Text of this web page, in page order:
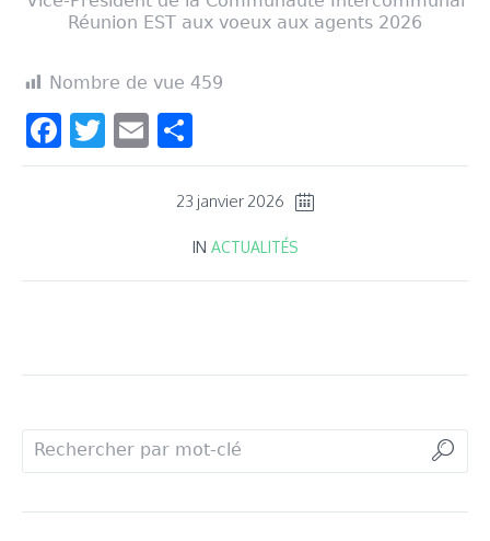
Réunion EST aux voeux aux agents 2026
Nombre de vue 459
Facebook
Twitter
Email
23 janvier 2026
IN ACTUALITÉS